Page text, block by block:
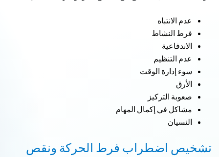
عدم الانتباه
فرط النشاط
الاندفاعية
عدم التنظيم
سوء إدارة الوقت
الأرق
صعوبة التركيز
مشاكل في إكمال المهام
النسيان
تشخيص اضطراب فرط الحركة ونقص